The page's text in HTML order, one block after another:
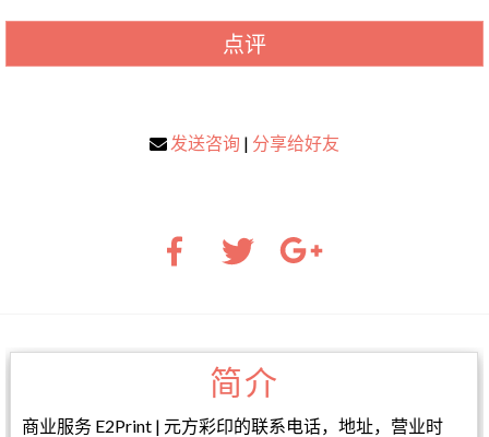
点评
发送咨询 | 分享给好友
简介
商业服务 E2Print | 元方彩印的联系电话，地址，营业时